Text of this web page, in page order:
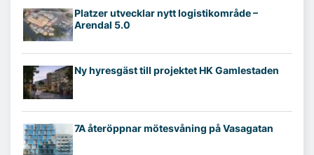
Platzer utvecklar nytt logistikområde –
Arendal 5.0
Ny hyresgäst till projektet HK Gamlestaden
7A återöppnar mötesvåning på Vasagatan